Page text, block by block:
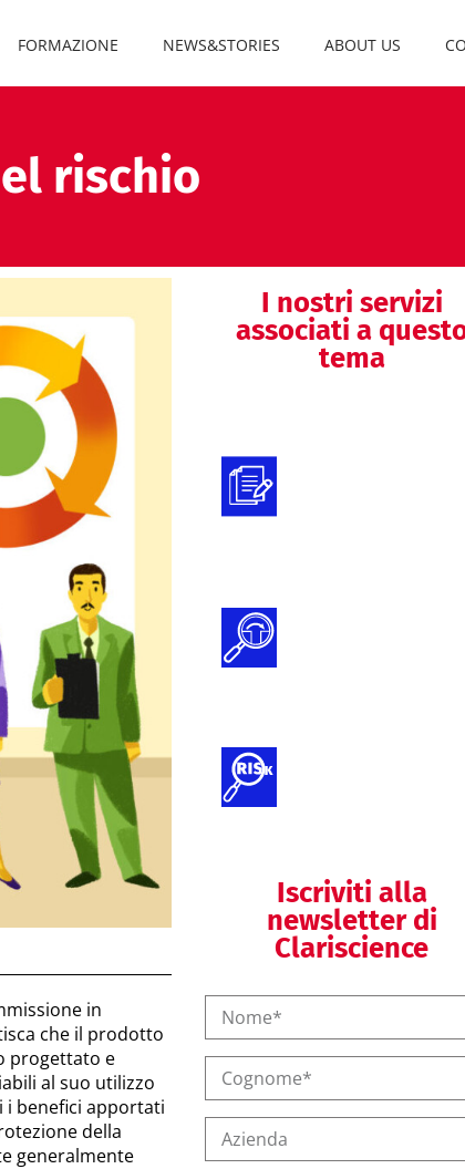
FORMAZIONE NEWS&STORIES ABOUT US
rischio
in
che il prodotto
progettato e
al suo utilizzo
i benefici apportati
della
generalmente
I nostri servizi
associati a
tema
Iscriviti alla
newsletter di
Clariscience